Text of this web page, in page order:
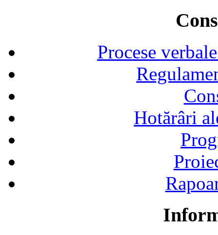
Procese
Hotărâri